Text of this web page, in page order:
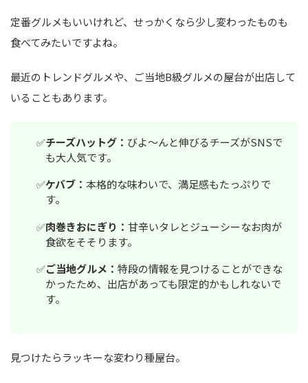
定番グルメもいいけれど、せっかくなら少し変わったものも
食べてみたいですよね。
最近のトレンドグルメや、ご当地B級グルメの屋台が出店して
いることもあります。
チーズハットグ： びよ〜んと伸びるチーズがSNSで
も大人気です。
ケバブ： 本格的な味わいで、満足感もたっぷりで
す。
肉巻きおにぎり： 甘辛いタレとジューシーなお肉が
食欲をそそります。
ご当地グルメ： 特段の情報を見つけることができな
かったため、出店があっても限定的かもしれないで
す。
見つけたらラッキーな変わり種屋台。